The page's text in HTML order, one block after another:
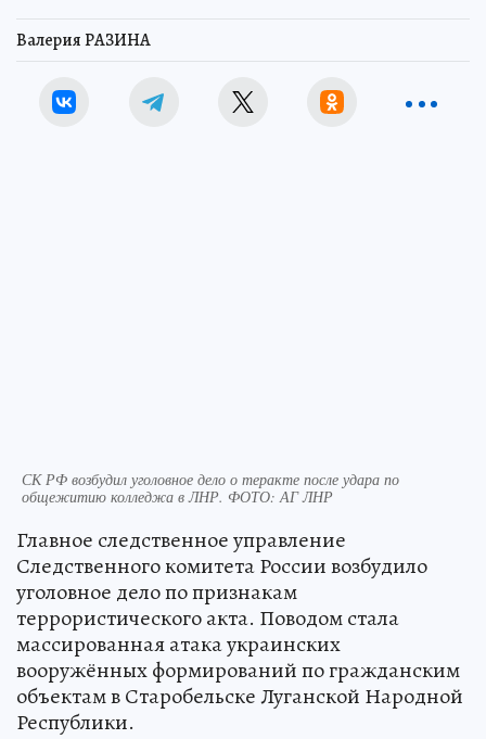
Валерия РАЗИНА
СК РФ возбудил уголовное дело о теракте после удара по
общежитию колледжа в ЛНР. ФОТО: АГ ЛНР
Главное следственное управление
Следственного комитета России возбудило
уголовное дело по признакам
террористического акта. Поводом стала
массированная атака украинских
вооружённых формирований по гражданским
объектам в Старобельске Луганской Народной
Республики.